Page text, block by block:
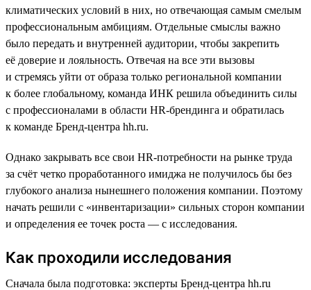
климатических условий в них, но отвечающая самым смелым
профессиональным амбициям. Отдельные смыслы важно
было передать и внутренней аудитории, чтобы закрепить
её доверие и лояльность. Отвечая на все эти вызовы
и стремясь уйти от образа только региональной компании
к более глобальному, команда ИНК решила объединить силы
с профессионалами в области HR-брендинга и обратилась
к команде Бренд-центра hh.ru.
Однако закрывать все свои HR-потребности на рынке труда
за счёт четко проработанного имиджа не получилось бы без
глубокого анализа нынешнего положения компании. Поэтому
начать решили с «инвентаризации» сильных сторон компании
и определения ее точек роста — с исследования.
Как проходили исследования
Сначала была подготовка: эксперты Бренд-центра hh.ru